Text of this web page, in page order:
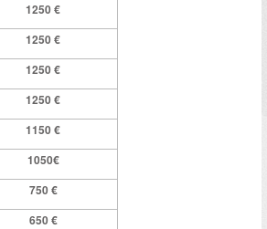
1250€
1250€
1250 €
1250€
1150€
1050€
750€
650€